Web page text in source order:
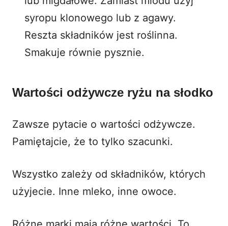
syropu klonowego lub z agawy.
Reszta składników jest roślinna.
Smakuje równie pysznie.
Wartości odżywcze ryżu na słodko
Zawsze pytacie o wartości odżywcze.
Pamiętajcie, że to tylko szacunki.
Wszystko zależy od składników, których
użyjecie. Inne mleko, inne owoce.